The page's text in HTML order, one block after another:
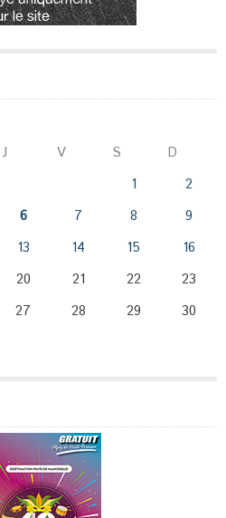
J V S
D
1
2
6 7 8
9
13 14 15
16
20 21 22
23
27 28 29
30